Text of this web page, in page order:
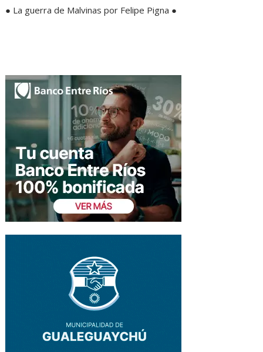
● La guerra de Malvinas por Felipe Pigna ●